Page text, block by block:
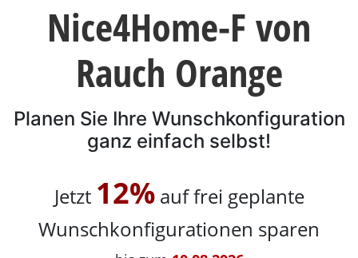
Nice4Home-F von
Rauch Orange
Planen Sie Ihre Wunschkonfiguration
ganz einfach selbst!
Jetzt 12%auf frei geplante
Wunschkonfigurationen sparen
Letz-
Schränke